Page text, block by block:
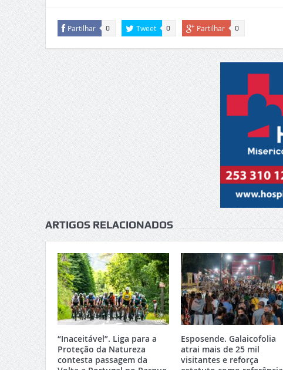
Partilhar 0 Tweet 0 Partilhar 0
ARTIGOS RELACIONADOS
“Inaceitável”. Liga para a
Proteção da Natureza
contesta passagem da
Esposende. Galaicofolia
atrai mais de 25 mil
visitantes e reforça